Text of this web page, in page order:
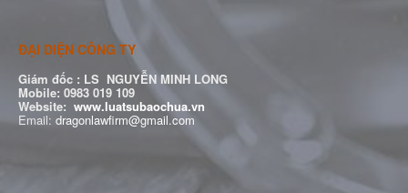
ĐẠI DIỆN CÔNG TY
Giám đốc : LS NGUYỄN MINH LONG
Mobile: 0983 019 109
Website: www.luatsubaochua.vn
Email: dragonlawfirm@gmail.com